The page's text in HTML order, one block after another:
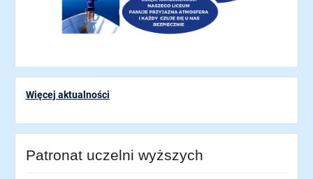
Więcej aktualności
Patronat uczelni wyższych